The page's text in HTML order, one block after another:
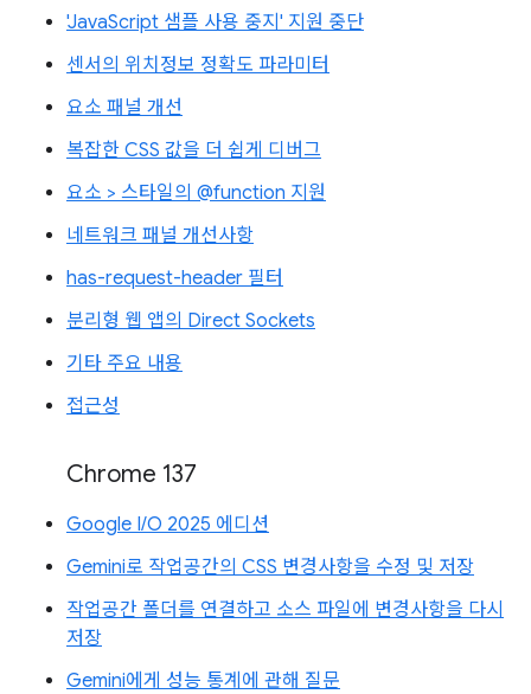
'JavaScript 샘플 사용 중지' 지원 중단
센서의 위치정보 정확도 파라미터
요소 패널 개선
복잡한 CSS 값을 더 쉽게 디버그
요소 > 스타일의 @function 지원
네트워크 패널 개선사항
has-request-header 필터
분리형 웹 앱의 Direct Sockets
기타 주요 내용
접근성
Chrome 137
Google I/O 2025 에디션
Gemini로 작업공간의 CSS 변경사항을 수정 및 저장
작업공간 폴더를 연결하고 소스 파일에 변경사항을 다시
저장
Gemini에게 성능 통계에 관해 질문